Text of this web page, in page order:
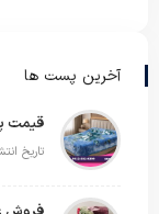
آخرین پست ها
تاریخ انتشار: 4